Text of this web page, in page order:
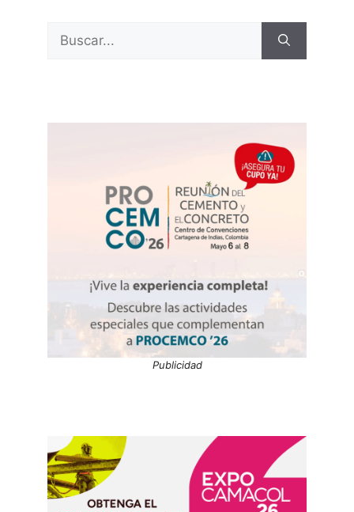
Buscar:
Publicidad